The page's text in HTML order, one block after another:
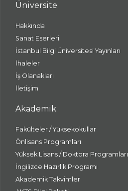
Üniversite
Hakkında
Sanat Eserleri
İstanbul Bilgi Üniversitesi Yayınları
İhaleler
İş Olanakları
İletişim
Akademik
Fakülteler / Yüksekokullar
Önlisans Programları
Yüksek Lisans / Doktora Programları
İngilizce Hazırlık Programı
Akademik Takvimler